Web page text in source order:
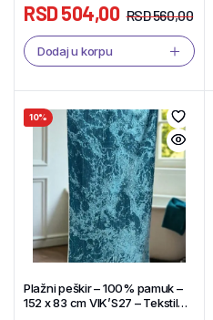
RSD560,00
RSD504,00
Dodaj u korpu
10%
Plažni peškir – 100% pamuk –
152 x 83 cm VIK’S27 – Tekstil